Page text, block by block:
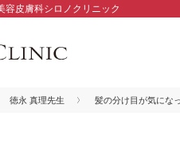
容皮膚科シロノクリニック
徳永 真理先生 髪の分け目が気にな